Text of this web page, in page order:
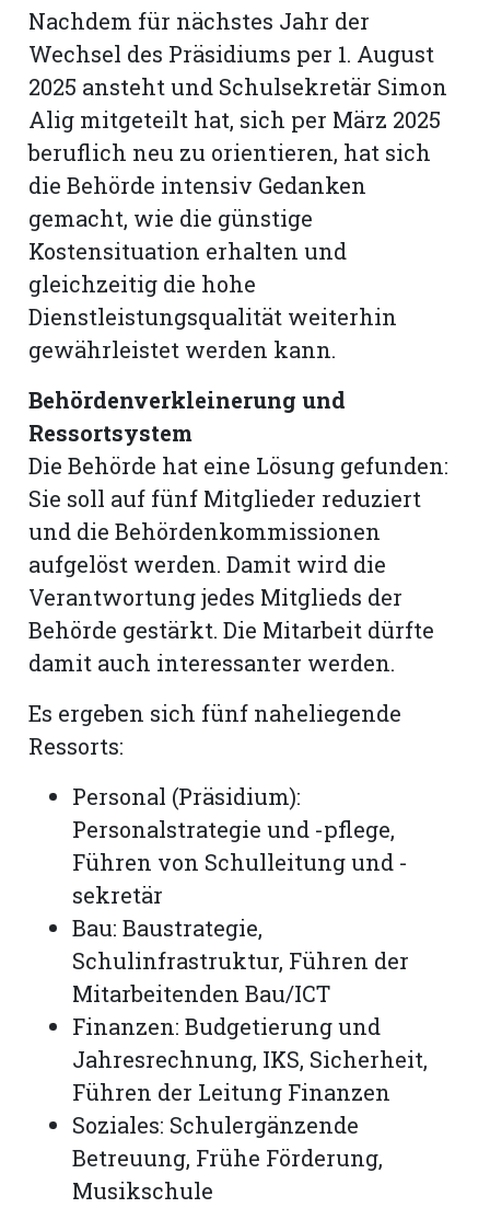
Nachdem für nächstes Jahr der
Wechsel des Präsidiums per 1. August
2025 ansteht und Schulsekretär Simon
Alig mitgeteilt hat, sich per März 2025
beruflich neu zu orientieren, hat sich
die Behörde intensiv Gedanken
gemacht, wie die günstige
Kostensituation erhalten und
gleichzeitig die hohe
Dienstleistungsqualität weiterhin
gewährleistet werden kann.
Behördenverkleinerung und
Ressortsystem
Die Behörde hat eine Lösung gefunden:
Sie soll auf fünf Mitglieder reduziert
und die Behördenkommissionen
aufgelöst werden. Damit wird die
Verantwortung jedes Mitglieds der
Behörde gestärkt. Die Mitarbeit dürfte
damit auch interessanter werden.
Es ergeben sich fünf naheliegende
Ressorts:
Personal (Präsidium):
Personalstrategie und -pflege,
Führen von Schulleitung und -
sekretär
Bau: Baustrategie,
Schulinfrastruktur, Führen der
Mitarbeitenden Bau/ICT
Finanzen: Budgetierung und
Jahresrechnung, IKS, Sicherheit,
Führen der Leitung Finanzen
Soziales: Schulergänzende
Betreuung, Frühe Förderung,
Musikschule